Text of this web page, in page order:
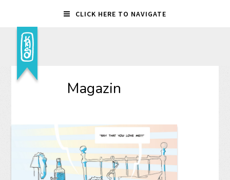
CLICK HERE TO NAVIGATE
Magazin